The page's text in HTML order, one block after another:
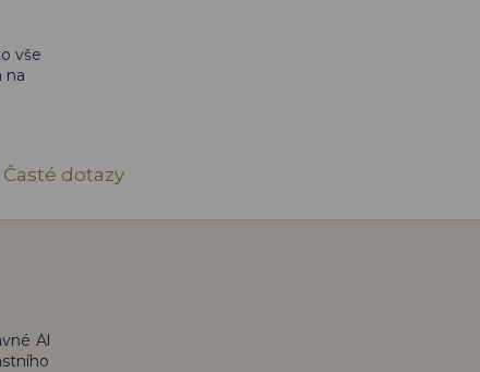
vše
na
Časté dotazy
Al